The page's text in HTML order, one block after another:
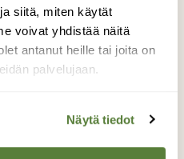
siitä, miten käytät
voivat yhdistää näitä
antanut heille tai joita on
palvelujaan.
Näytä tiedot
tykkää mökkeilystä ja